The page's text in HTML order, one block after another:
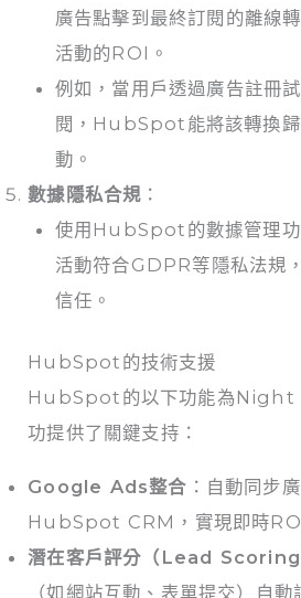
廣告點擊到最終訂閱的離線
活動的ROI。
例如，當用戶透過廣告註冊
閱，HubSpot能將該轉換歸
動。
數據隱私合規 ：
使用HubSpot的數據管理功
活動符合GDPR等隱私法規
信任。
HubSpot的技術支援
HubSpot的以下功能為
功提供了關鍵支持：
Google Ads整合 ：自動同步
HubSpot CRM，實現即時
潛在客戶評分（Lead Scoring
（如網站互動、表單提交）自動